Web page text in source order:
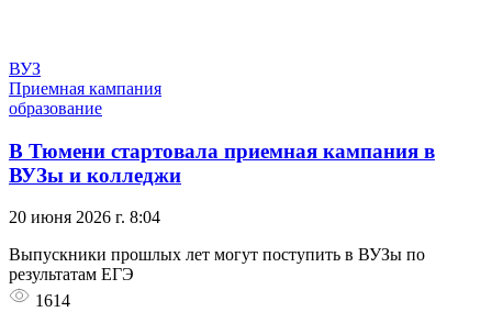
ВУЗ
Приемная кампания
образование
В Тюмени стартовала приемная кампания в
ВУЗы и колледжи
20 июня 2026 г. 8:04
Выпускники прошлых лет могут поступить в ВУЗы по
результатам ЕГЭ
1614